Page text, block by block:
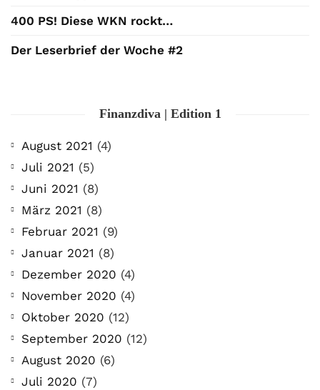
400 PS! Diese WKN rockt…
Der Leserbrief der Woche #2
Finanzdiva | Edition 1
August 2021 (4)
Juli 2021 (5)
Juni 2021 (8)
März 2021 (8)
Februar 2021 (9)
Januar 2021 (8)
Dezember 2020 (4)
November 2020 (4)
Oktober 2020 (12)
September 2020 (12)
August 2020 (6)
Juli 2020 (7)